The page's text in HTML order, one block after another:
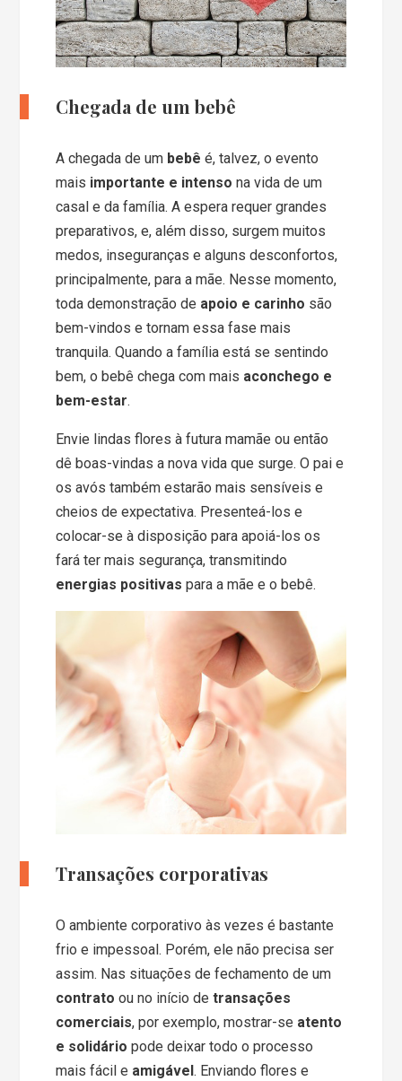
Chegada de um bebê
A chegada de um bebê é, talvez, o evento
mais importante e intenso na vida de um
casal e da família. A espera requer grandes
preparativos, e, além disso, surgem muitos
medos, inseguranças e alguns desconfortos,
principalmente, para a mãe. Nesse momento,
toda demonstração de apoio e carinho são
bem-vindos e tornam essa fase mais
tranquila. Quando a família está se sentindo
bem, o bebê chega com mais aconchego e
bem-estar.
Envie lindas flores à futura mamãe ou então
dê boas-vindas a nova vida que surge. O pai e
os avós também estarão mais sensíveis e
cheios de expectativa. Presenteá-los e
colocar-se à disposição para apoiá-los os
fará ter mais segurança, transmitindo
energias positivas para a mãe e o bebê.
Transações corporativas
O ambiente corporativo às vezes é bastante
frio e impessoal. Porém, ele não precisa ser
assim. Nas situações de fechamento de um
contrato ou no início de transações
comerciais, por exemplo, mostrar-se atento
e solidário pode deixar todo o processo
mais fácil e amigável. Enviando flores e